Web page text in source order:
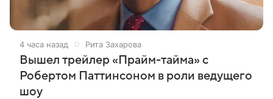
4 часа назад Рита Захарова
Вышел трейлер «Прайм-тайма» с
Робертом Паттинсоном в роли ведущего
шоу